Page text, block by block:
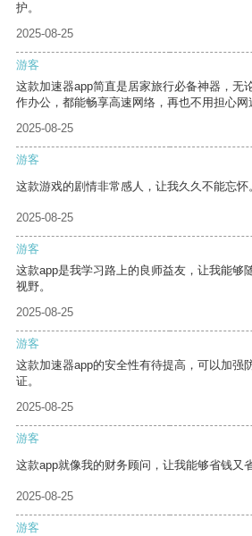
护。
2025-08-25
游客
这款加速器app简直是居家旅行必备神器，无
作办公，都能畅享高速网络，再也不用担心网
2025-08-25
游客
这款游戏的剧情非常感人，让我久久不能忘怀
2025-08-25
游客
这款app是我学习路上的良师益友，让我能够
视野。
2025-08-25
游客
这款加速器app的安全性有待提高，可以加强
证。
2025-08-25
游客
这款app就像我的财务顾问，让我能够省钱又省
2025-08-25
游客